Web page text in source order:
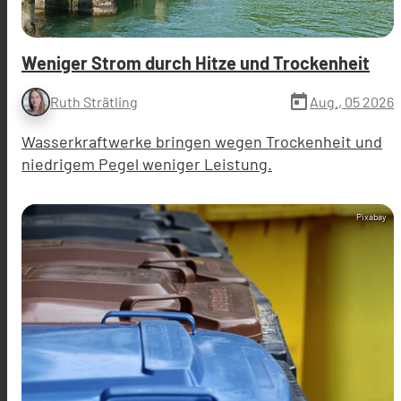
Weniger Strom durch Hitze und Trockenheit
Ruth Strätling today Aug., 05 2026
Wasserkraftwerke bringen wegen Trockenheit und
niedrigem Pegel weniger Leistung.
Pixabay